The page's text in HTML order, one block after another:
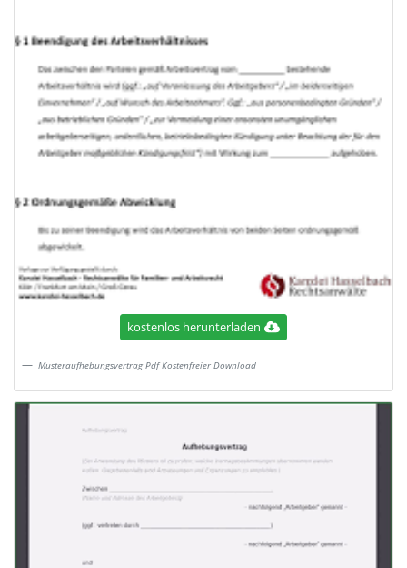
kostenlos herunterladen
Musteraufhebungsvertrag Pdf Kostenfreier Download